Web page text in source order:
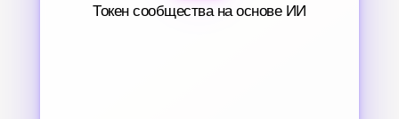
Токен сообщества на основе ИИ